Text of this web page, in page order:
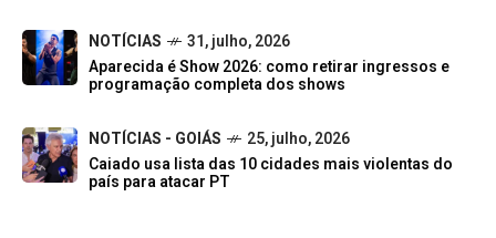
NOTÍCIAS
31, julho, 2026
Aparecida é Show 2026: como retirar ingressos e
programação completa dos shows
NOTÍCIAS - GOIÁS
25, julho, 2026
Caiado usa lista das 10 cidades mais violentas do
país para atacar PT